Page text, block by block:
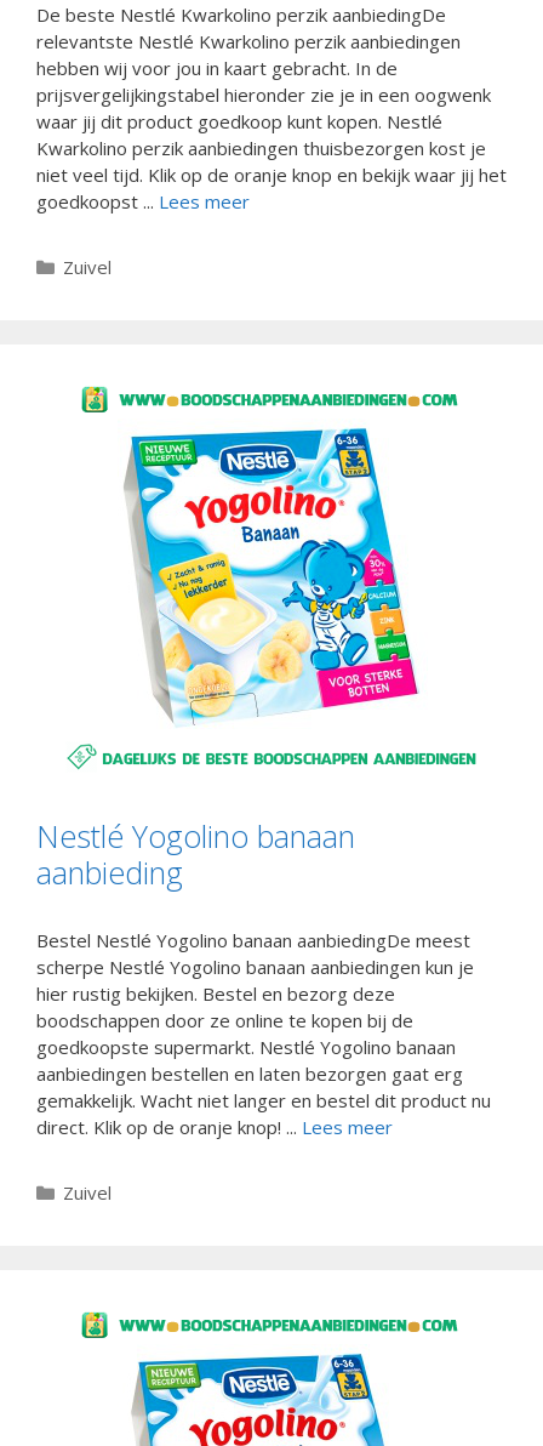
De beste Nestlé Kwarkolino perzik aanbiedingDe
relevantste Nestlé Kwarkolino perzik aanbiedingen
hebben wij voor jou in kaart gebracht. In de
prijsvergelijkingstabel hieronder zie je in een oogwenk
waar jij dit product goedkoop kunt kopen. Nestlé
Kwarkolino perzik aanbiedingen thuisbezorgen kost je
niet veel tijd. Klik op de oranje knop en bekijk waar jij het
goedkoopst ... Lees meer
Categorieën
Zuivel
Nestlé Yogolino banaan
aanbieding
Bestel Nestlé Yogolino banaan aanbiedingDe meest
scherpe Nestlé Yogolino banaan aanbiedingen kun je
hier rustig bekijken. Bestel en bezorg deze
boodschappen door ze online te kopen bij de
goedkoopste supermarkt. Nestlé Yogolino banaan
aanbiedingen bestellen en laten bezorgen gaat erg
gemakkelijk. Wacht niet langer en bestel dit product nu
direct. Klik op de oranje knop! ... Lees meer
Categorieën
Zuivel